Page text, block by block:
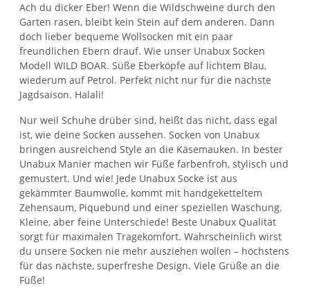
Ach du dicker Eber! Wenn die Wildschweine durch den
Garten rasen, bleibt kein Stein auf dem anderen. Dann
doch lieber bequeme Wollsocken mit ein paar
freundlichen Ebern drauf. Wie unser Unabux Socken
Modell WILD BOAR. Süße Eberköpfe auf lichtem Blau,
wiederum auf Petrol. Perfekt nicht nur für die nächste
Jagdsaison. Halali!
Nur weil Schuhe drüber sind, heißt das nicht, dass egal
ist, wie deine Socken aussehen. Socken von Unabux
bringen ausreichend Style an die Käsemauken. In bester
Unabux Manier machen wir Füße farbenfroh, stylisch und
gemustert. Und wie! Jede Unabux Socke ist aus
gekämmter Baumwolle, kommt mit handgeketteltem
Zehensaum, Piquebund und einer speziellen Waschung.
Kleine, aber feine Unterschiede! Beste Unabux Qualität
sorgt für maximalen Tragekomfort. Wahrscheinlich wirst
du unsere Socken nie mehr ausziehen wollen – höchstens
für das nächste, superfreshe Design. Viele Grüße an die
Füße!